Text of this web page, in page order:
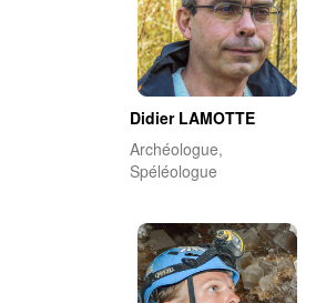
Didier LAMOTTE
Archéologue,
Spéléologue